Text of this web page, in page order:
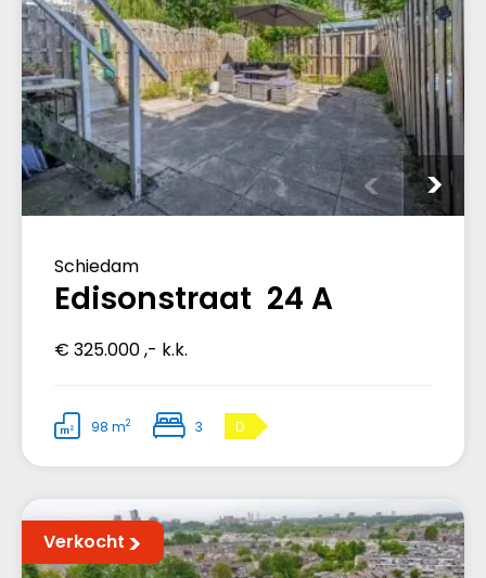
Schiedam
Edisonstraat 24 A
€ 325.000 ,- k.k.
98 m2 3 D
Verkocht